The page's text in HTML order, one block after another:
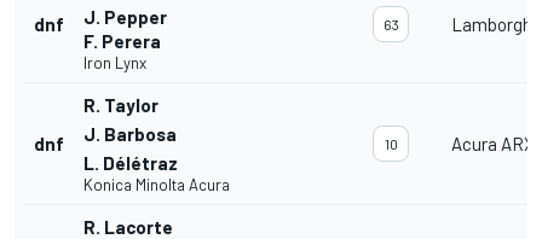
dnf
J. Pepper
F. Perera
Iron Lynx
63
dnf
R. Taylor
J. Barbosa
L. Délétraz
Konica Minolta Acura
10 Acura
R. Lacorte